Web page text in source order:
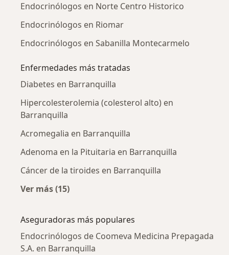
Endocrinólogos en Norte Centro Historico
Endocrinólogos en Riomar
Endocrinólogos en Sabanilla Montecarmelo
Enfermedades más tratadas
Diabetes en Barranquilla
Hipercolesterolemia (colesterol alto) en
Barranquilla
Acromegalia en Barranquilla
Adenoma en la Pituitaria en Barranquilla
Cáncer de la tiroides en Barranquilla
Ver más (15)
Aseguradoras más populares
Endocrinólogos de Coomeva Medicina Prepagada
S.A. en Barranquilla